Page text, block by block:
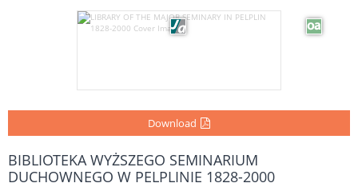
Download
BIBLIOTEKA WYŻSZEGO SEMINARIUM
DUCHOWNEGO W PELPLINIE 1828-2000